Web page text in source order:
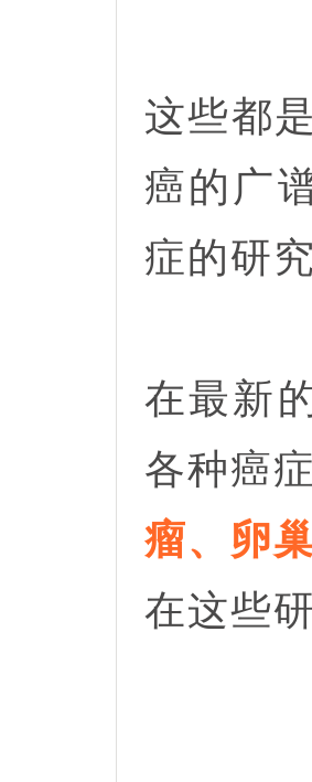
这些都
癌的广
症的研
在最新
各种癌
瘤、卵
在这些